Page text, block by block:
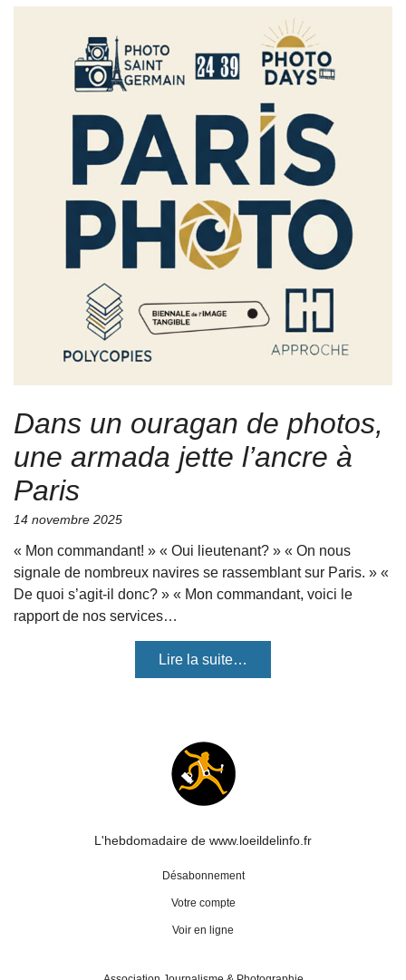
Dans un ouragan de photos,
une armada jette l’ancre à
Paris
14 novembre 2025
« Mon commandant! » « Oui lieutenant? » « On nous
signale de nombreux navires se rassemblant sur Paris. » «
De quoi s’agit-il donc? » « Mon commandant, voici le
rapport de nos services…
Lire la suite…
L'hebdomadaire de www.loeildelinfo.fr
Désabonnement
Votre compte
Voir en ligne